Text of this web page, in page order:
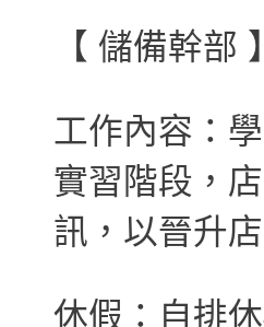
【 儲備幹部
工作內容：
實習階段，
訊，以晉升
休假：自排